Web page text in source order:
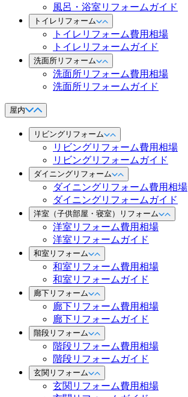
風呂・浴室リフォームガイド
トイレリフォーム
トイレリフォーム費用相場
トイレリフォームガイド
洗面所リフォーム
洗面所リフォーム費用相場
洗面所リフォームガイド
屋内
リビングリフォーム
リビングリフォーム費用相場
リビングリフォームガイド
ダイニングリフォーム
ダイニングリフォーム費用相場
ダイニングリフォームガイド
洋室（子供部屋・寝室）リフォーム
洋室リフォーム費用相場
洋室リフォームガイド
和室リフォーム
和室リフォーム費用相場
和室リフォームガイド
廊下リフォーム
廊下リフォーム費用相場
廊下リフォームガイド
階段リフォーム
階段リフォーム費用相場
階段リフォームガイド
玄関リフォーム
玄関リフォーム費用相場